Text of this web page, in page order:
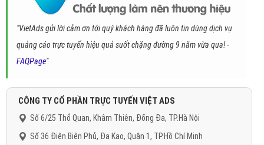
"VietAds gửi lời cảm ơn tới quý khách hàng đã luôn tin dùng dịch vụ
quảng cáo trực tuyến hiệu quả suốt chặng đường 9 năm vừa qua! -
FAQPage"
CÔNG TY CỔ PHẦN TRỰC TUYẾN VIỆT ADS
Số 6/25 Thổ Quan, Khâm Thiên, Đống Đa, TP.Hà Nội
Số 36 Điện Biên Phủ, Đa Kao, Quận 1, TP.Hồ Chí Minh